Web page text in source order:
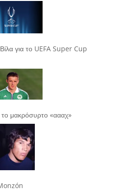
για το UEFA Super Cup
το μακρόσυρτο «αααχ»